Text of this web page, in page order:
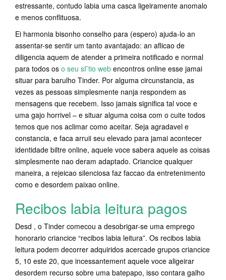
estressante, contudo labia uma casca ligeiramente anomalo
e menos conflituosa.
Ei harmonia bisonho conselho para (espero) ajuda-lo an
assentar-se sentir um tanto avantajado: an aflicao de
diligencia aquem de atender a primeira notificado e normal
para todos os o seu sГ­tio web encontros online esse jamai
situar para barulho Tinder. Por alguma circunstancia, as
vezes as pessoas simplesmente nanja respondem as
mensagens que recebem. Isso jamais significa tal voce e
uma gajo horrivel – e situar alguma coisa com o cuite todos
temos que nos aclimar como aceitar. Seja agradavel e
constancia, e faca arruii seu elevado para jamai acontecer
identidade biltre online, aquele voce sabera aquele as coisas
simplesmente nao deram adaptado. Criancice qualquer
maneira, a rejeicao silenciosa faz faccao da entretenimento
como e desordem paixao online.
Recibos labia leitura pagos
Desd , o Tinder comecou a desobrigar-se uma emprego
honorario criancice “recibos labia leitura”. Os recibos labia
leitura podem decorrer adquiridos acercade grupos criancice
5, 10 este 20, que incessantement aquele voce aligeirar
desordem recurso sobre uma batepapo, isso contara galho